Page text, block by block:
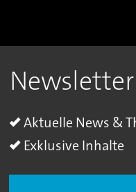
Newsletter
Aktuelle News &
Exklusive Inhalte